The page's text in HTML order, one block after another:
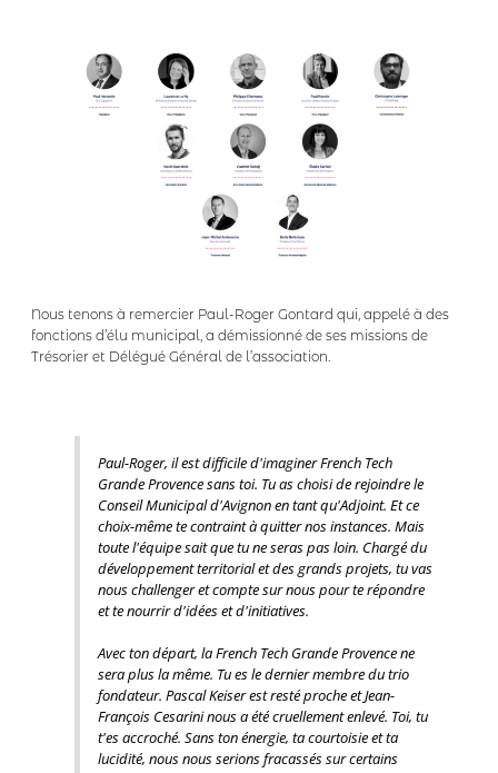
Nous tenons à remercier Paul-Roger Gontard qui, appelé à des
fonctions d’élu municipal, a démissionné de ses missions de
Trésorier et Délégué Général de l’association.
Paul-Roger, il est difficile d'imaginer French Tech
Grande Provence sans toi. Tu as choisi de rejoindre le
Conseil Municipal d'Avignon en tant qu'Adjoint. Et ce
choix-même te contraint à quitter nos instances. Mais
toute l'équipe sait que tu ne seras pas loin. Chargé du
développement territorial et des grands projets, tu vas
nous challenger et compte sur nous pour te répondre
et te nourrir d'idées et d'initiatives.
Avec ton départ, la French Tech Grande Provence ne
sera plus la même. Tu es le dernier membre du trio
fondateur. Pascal Keiser est resté proche et Jean-
François Cesarini nous a été cruellement enlevé. Toi, tu
t'es accroché. Sans ton énergie, ta courtoisie et ta
lucidité, nous nous serions fracassés sur certains